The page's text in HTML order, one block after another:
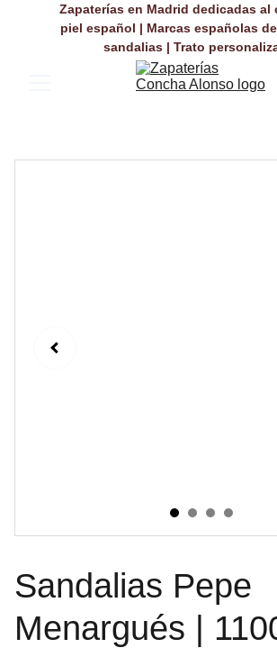
Zapaterías en Madrid dedicadas al
piel español | Marcas españolas
sandalias | Trato
Sandalias Pepe
Menargués |